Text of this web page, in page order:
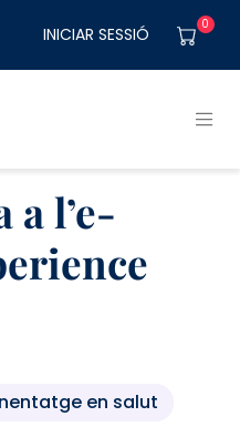
User
INICIAR SESSIÓ 0
a l’e-
en salut